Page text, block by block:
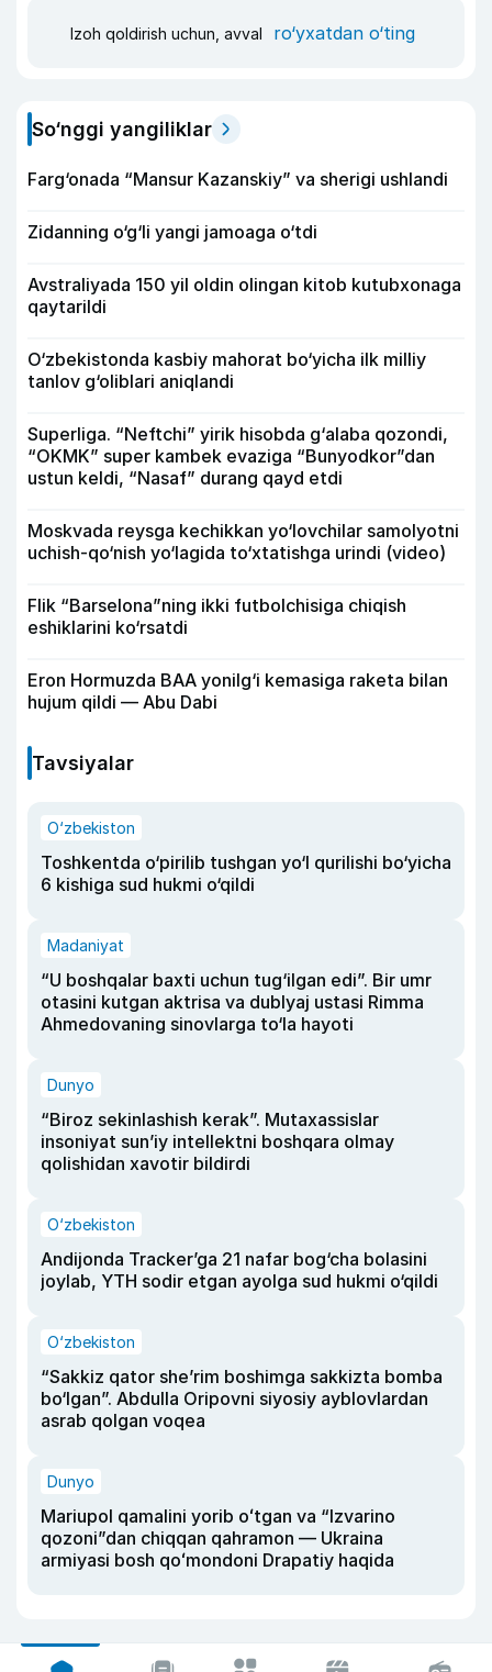
Izoh qoldirish uchun, avval ro‘yxatdan o‘ting
So‘nggi yangiliklar
Farg‘onada “Mansur Kazanskiy” va sherigi ushlandi
Zidanning o‘g‘li yangi jamoaga o‘tdi
Avstraliyada 150 yil oldin olingan kitob kutubxonaga
qaytarildi
O‘zbekistonda kasbiy mahorat bo‘yicha ilk milliy
tanlov g‘oliblari aniqlandi
Superliga. “Neftchi” yirik hisobda g‘alaba qozondi,
“OKMK” super kambek evaziga “Bunyodkor”dan
ustun keldi, “Nasaf” durang qayd etdi
Moskvada reysga kechikkan yo‘lovchilar samolyotni
uchish-qo‘nish yo‘lagida to‘xtatishga urindi (video)
Flik “Barselona”ning ikki futbolchisiga chiqish
eshiklarini ko‘rsatdi
Eron Hormuzda BAA yonilg‘i kemasiga raketa bilan
hujum qildi — Abu Dabi
Tavsiyalar
O‘zbekiston
Toshkentda o‘pirilib tushgan yo‘l qurilishi bo‘yicha
6 kishiga sud hukmi o‘qildi
Madaniyat
“U boshqalar baxti uchun tug‘ilgan edi”. Bir umr
otasini kutgan aktrisa va dublyaj ustasi Rimma
Ahmedovaning sinovlarga to‘la hayoti
Dunyo
“Biroz sekinlashish kerak”. Mutaxassislar
insoniyat sun’iy intellektni boshqara olmay
qolishidan xavotir bildirdi
O‘zbekiston
Andijonda Tracker’ga 21 nafar bog‘cha bolasini
joylab, YTH sodir etgan ayolga sud hukmi o‘qildi
O‘zbekiston
“Sakkiz qator she’rim boshimga sakkizta bomba
bo‘lgan”. Abdulla Oripovni siyosiy ayblovlardan
asrab qolgan voqea
Dunyo
Mariupol qamalini yorib oʻtgan va “Izvarino
qozoni”dan chiqqan qahramon — Ukraina
armiyasi bosh qoʻmondoni Drapatiy haqida